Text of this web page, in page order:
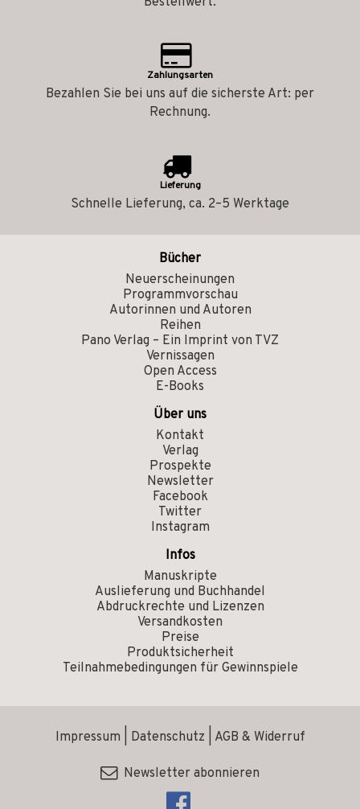
Zahlungsarten
Bezahlen Sie bei uns auf die sicherste Art: per
Rechnung.
Lieferung
Schnelle Lieferung, ca. 2–5 Werktage
Bücher
Neuerscheinungen
Programmvorschau
Autorinnen und Autoren
Reihen
Pano Verlag – Ein Imprint von TVZ
Vernissagen
Open Access
E-Books
Über uns
Kontakt
Verlag
Prospekte
Newsletter
Facebook
Twitter
Instagram
Infos
Manuskripte
Auslieferung und Buchhandel
Abdruckrechte und Lizenzen
Versandkosten
Preise
Produktsicherheit
Teilnahmebedingungen für Gewinnspiele
Impressum Datenschutz AGB & Widerruf
Newsletter abonnieren